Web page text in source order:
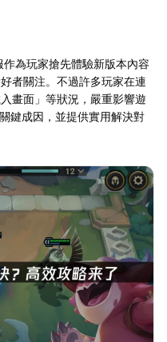
為玩家搶先體驗新版本內容
者關注。不過許多玩家在連
畫面」等狀況，嚴重影響遊
鍵成因，並提供實用解決對